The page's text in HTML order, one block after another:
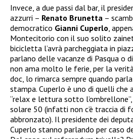
Invece, a due passi dal bar, il
azzurri – Renato Brunetta –
democratico Gianni Cuperlo,
Montecitorio con il suo solito
bicicletta l’avrà parcheggiata in
parlano delle vacanze di Pasqua o
non ama molto le ferie, per la
doc, lo rimarca sempre quando
stampa. Cuperlo è uno di quelli che
“relax e lettura sotto
solare 50 (infatti non c’è traccia di
abbronzato). Il presidente dei
Cuperlo stanno parlando per caso